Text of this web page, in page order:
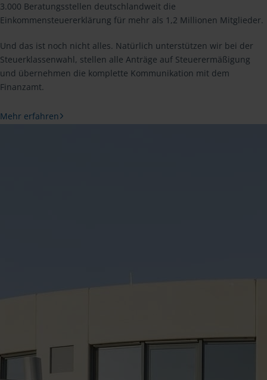
3.000 Beratungsstellen deutschlandweit die
Einkommensteuererklärung für mehr als 1,2 Millionen Mitglieder.
Und das ist noch nicht alles. Natürlich unterstützen wir bei der
Steuerklassenwahl, stellen alle Anträge auf Steuerermäßigung
und übernehmen die komplette Kommunikation mit dem
Finanzamt.
Mehr erfahren